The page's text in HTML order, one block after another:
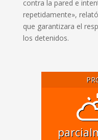
contra la pared e
repetidamente»,
que garantizara el
los detenidos.